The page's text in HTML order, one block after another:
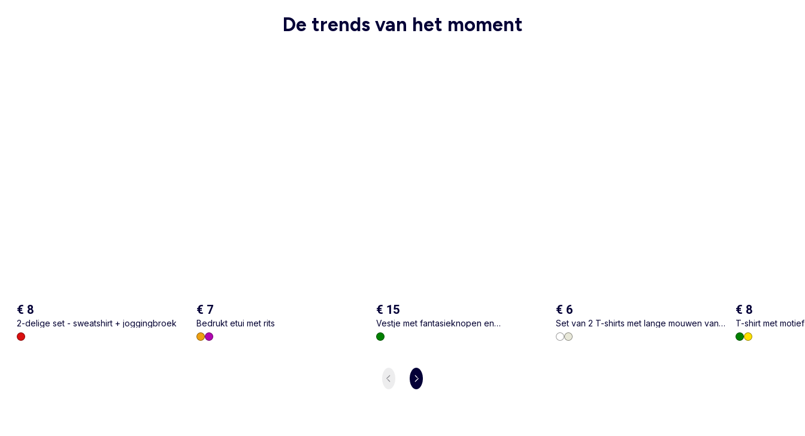
De trends van het moment
2-delige set - sweatshirt + joggingbroek
€ 8
Bedrukt etui met rits
€ 7
Vestje met fantasieknopen en
Claudinekraag
€ 15
Set van 2 T-shirts met lange mouwen van
katoenen jerseytricot
€ 6
T-shirt met
mouwen
€ 8